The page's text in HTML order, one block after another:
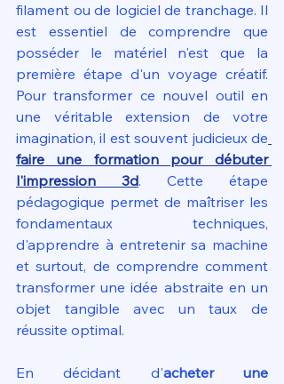
filament ou de logiciel de tranchage. Il
est essentiel de comprendre que
posséder le matériel n'est que la
première étape d'un voyage créatif.
Pour transformer ce nouvel outil en
une véritable extension de votre
imagination, il est souvent judicieux de
faire une formation pour débuter
l'impression 3d. Cette étape
pédagogique permet de maîtriser les
fondamentaux techniques,
d'apprendre à entretenir sa machine
et surtout, de comprendre comment
transformer une idée abstraite en un
objet tangible avec un taux de
réussite optimal.
En décidant d'acheter une